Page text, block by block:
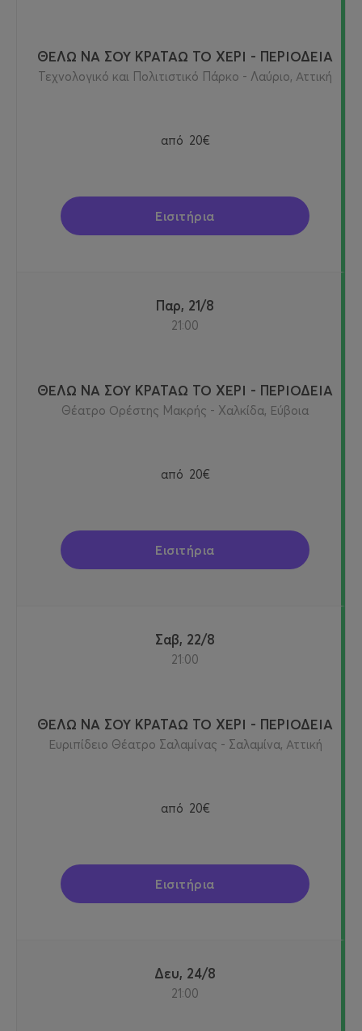
ΘΕΛΩ ΝΑ ΣΟΥ ΚΡΑΤΑΩ ΤΟ ΧΕΡΙ - ΠΕΡΙΟΔΕΙΑ
Τεχνολογικό και Πολιτιστικό Πάρκο - Λαύριο, Αττική
από 20€
Εισιτήρια
Παρ, 21/8
21:00
ΘΕΛΩ ΝΑ ΣΟΥ ΚΡΑΤΑΩ ΤΟ ΧΕΡΙ - ΠΕΡΙΟΔΕΙΑ
Θέατρο Ορέστης Μακρής - Χαλκίδα, Εύβοια
από 20€
Εισιτήρια
Σαβ, 22/8
21:00
ΘΕΛΩ ΝΑ ΣΟΥ ΚΡΑΤΑΩ ΤΟ ΧΕΡΙ - ΠΕΡΙΟΔΕΙΑ
Ευριπίδειο Θέατρο Σαλαμίνας - Σαλαμίνα, Αττική
από 20€
Εισιτήρια
Δευ, 24/8
21:00